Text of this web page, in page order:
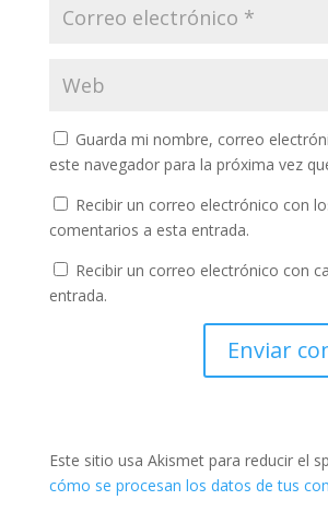
Guarda mi nombre, correo
este navegador para la próxima vez
Recibir un correo electrónico con
comentarios a esta entrada.
Recibir un correo electrónico con
entrada.
Este sitio usa Akismet para reducir el
cómo se procesan los datos de tus